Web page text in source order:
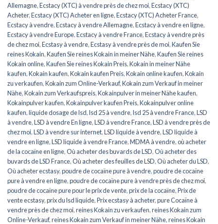
Allemagne,Ecstacy (XTC) à vendre près de chez moi,Ecstacy (XTC)
Acheter,Ecstacy (XTC) Acheter en ligne,Ecstacy (XTC) Acheter France,
Ecstacy à vendre,Ecstacy à vendre Allemagne,Ecstacy à vendre en ligne,
Ecstacy à vendre Europe,Ecstacy à vendre France,Ecstacy à vendre près
de chez moi,Ecstasy à vendre,Ecstasy à vendre près de moi,Kaufen Sie
reines Kokain,Kaufen Sie reines Kokain in meiner Nähe,Kaufen Sie reines
Kokain online,Kaufen Sie reines Kokain Preis,Kokain in meiner Nähe
kaufen,Kokain kaufen,Kokain kaufen Preis,Kokain online kaufen,Kokain
zu verkaufen,Kokain zum Online-Verkauf,Kokain zum Verkauf in meiner
Nähe,Kokain zum Verkaufspreis,Kokainpulver in meiner Nähe kaufen,
Kokainpulver kaufen,Kokainpulver kaufen Preis,Kokainpulver online
kaufen,liquide dosage de lsd,lsd 25 à vendre,lsd 25 à vendre France,LSD
à vendre,LSD à vendre En ligne,LSD à vendre France,LSD à vendre près de
chez moi,LSD à vendre sur internet,LSD liquide à vendre,LSD liquide à
vendre en ligne,LSD liquide à vendre France,MDMA à vendre,où acheter
de la cocaïne en ligne,Où acheter des buvards de LSD,Où acheter des
buvards de LSD France,Où acheter des feuilles de LSD,Où acheter du LSD,
Où acheter ecstasy,poudre de cocaïne pure à vendre,poudre de cocaïne
pure à vendre en ligne,poudre de cocaïne pure à vendre près de chez moi,
poudre de cocaïne pure pour le prix de vente,prix de la cocaïne,Prix de
vente ecstasy,prix du lsd liquide,Prix ecstasy à acheter,pure Cocaïne à
vendre près de chez moi,reines Kokain zu verkaufen,reines Kokain zum
Online-Verkauf,reines Kokain zum Verkauf in meiner Nähe,reines Kokain